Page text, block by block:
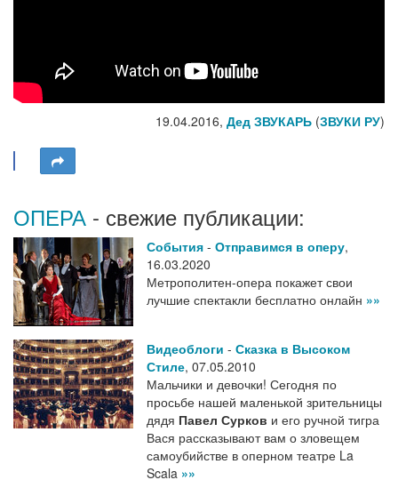
19.04.2016, Дед ЗВУКАРЬ (ЗВУКИ РУ)
ОПЕРА - свежие публикации:
События - Отправимся в оперу,
16.03.2020
Метрополитен-опера покажет свои
лучшие спектакли бесплатно онлайн »»
Видеоблоги - Сказка в Высоком
Стиле, 07.05.2010
Мальчики и девочки! Сегодня по
просьбе нашей маленькой зрительницы
дядя Павел Сурков и его ручной тигра
Вася рассказывают вам о зловещем
самоубийстве в оперном театре La
Scala »»